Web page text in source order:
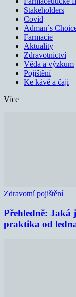
Stakeholders
Covid
Adman´s
Farmacie
Aktuality
Zdravotnictví
Věda a výzkum
Pojištění
Ke kávě a čaji
Více
Zdravotní pojištění
Přehledně: Jaká
praktika od